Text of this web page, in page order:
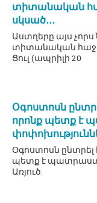
տիտանական
սկսած․․․
Աստղերը այս
տիտանական
Ցուլ (ապրիլի 20
Օգոստոսն
որոնք պետք է
Օգոստոսն ընտրել
պետք է
Առյուծ.